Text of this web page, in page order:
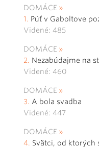
DOMÁCE
Púť v Gaboltove
Videné: 485
DOMÁCE
Nezabúdajme na
Videné: 460
DOMÁCE
A bola svadba
Videné: 447
DOMÁCE
Svätci, od ktorých